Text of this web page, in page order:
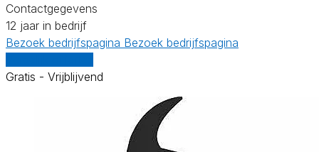
Contactgegevens
12 jaar in bedrijf
Bezoek bedrijfspagina Bezoek bedrijfspagina
Gratis - Vrijblijvend